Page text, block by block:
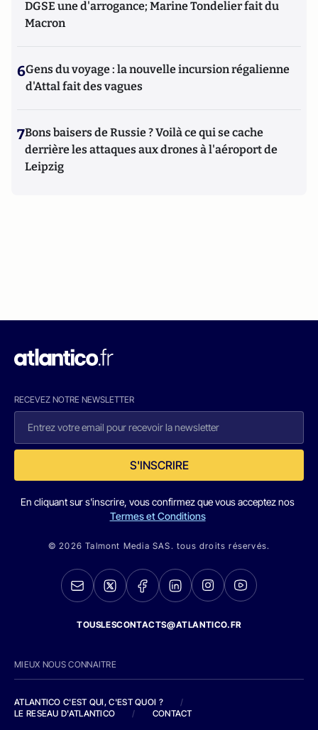
DGSE une d'arrogance; Marine Tondelier fait du
Macron
6Gens du voyage : la nouvelle incursion régalienne
d'Attal fait des vagues
7Bons baisers de Russie ? Voilà ce qui se cache
derrière les attaques aux drones à l'aéroport de
Leipzig
RECEVEZ NOTRE NEWSLETTER
S'INSCRIRE
En cliquant sur s'inscrire, vous confirmez que vous acceptez nos
Termes et Conditions
© 2026 Talmont Media SAS. tous droits réservés.
TOUSLESCONTACTS@ATLANTICO.FR
MIEUX NOUS CONNAITRE
ATLANTICO C'EST QUI, C'EST QUOI ?
/
LE RESEAU D'ATLANTICO
/ CONTACT